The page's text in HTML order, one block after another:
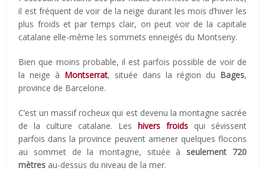
il est fréquent de voir de la neige durant les mois d’hiver les
plus froids et par temps clair, on peut voir de la capitale
catalane elle-même les sommets enneigés du Montseny.
Bien que moins probable, il est parfois possible de voir de
la neige à Montserrat, située dans la région du Bages,
province de Barcelone.
C’est un massif rocheux qui est devenu la montagne sacrée
de la culture catalane. Les hivers froidsqui sévissent
parfois dans la province peuvent amener quelques flocons
au sommet de la montagne, située àseulement 720
mètres au-dessus du niveau de la mer.